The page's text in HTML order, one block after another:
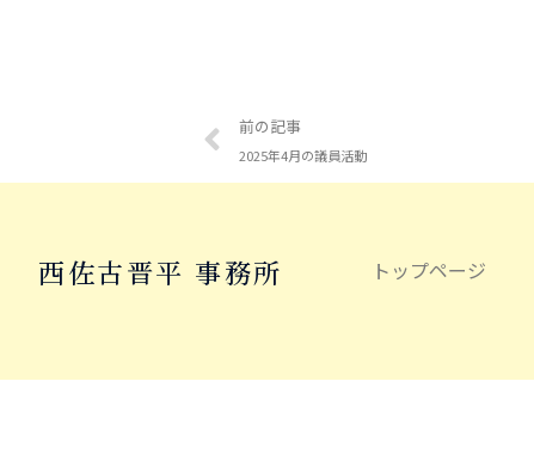
前の記事
2025年4月の議員活動
西佐古晋平 事務所 トップページ